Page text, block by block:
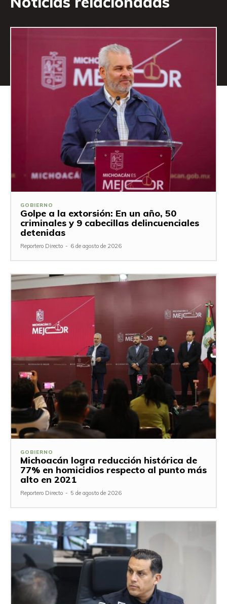
GOBIERNO
Golpe a la extorsión: En un año, 50
criminales y 9 cabecillas delincuenciales
detenidas
Reportero Directo - 6 de agosto de 2026
GOBIERNO
Michoacán logra reducción histórica de
77% en homicidios respecto al punto más
alto en 2021
Reportero Directo - 5 de agosto de 2026